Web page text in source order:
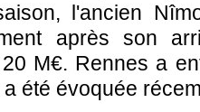
l'ancien
après son
M€. Rennes a
été évoquée